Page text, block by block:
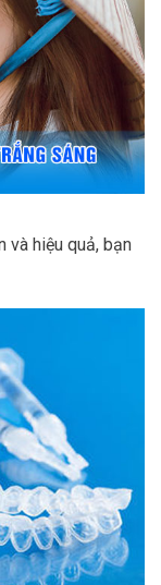
và hiệu quả, bạn